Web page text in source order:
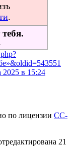
.
2025 в 15:24
по лицензии CC-
21